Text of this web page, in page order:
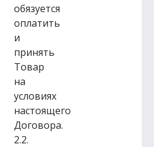
обязуется
оплатить
и
принять
Товар
на
условиях
настоящего
Договора.
2.2.